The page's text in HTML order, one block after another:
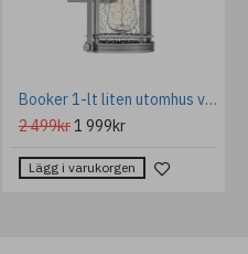
Booker 1-lt liten utomhus vägglykta silver 28,9cm
2 499kr1 999kr
Lägg i varukorgen